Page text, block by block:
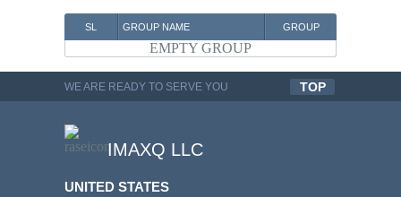
SL GROUP NAME GROUP
EMPTY GROUP
WE ARE READY TO SERVE YOU
TOP
IMAXQ LLC
UNITED STATES